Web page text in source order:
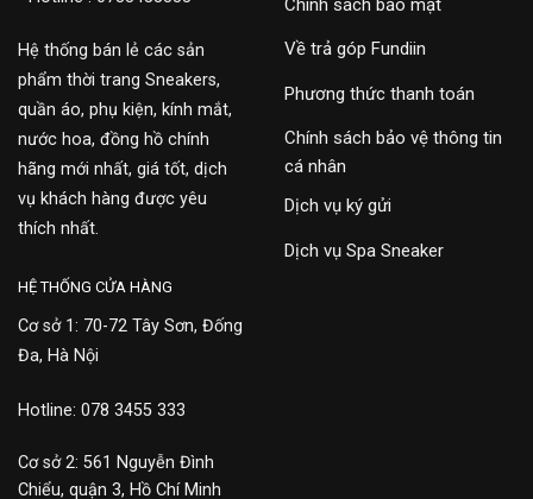
Hệ thống bán lẻ các sản
phẩm thời trang Sneakers,
quần áo, phụ kiện, kính mắt,
nước hoa, đồng hồ chính
hãng mới nhất, giá tốt, dịch
vụ khách hàng được yêu
thích nhất.
Chính sách bảo mật
Về trả góp Fundiin
Phương thức thanh toán
Chính sách bảo vệ thông tin
cá nhân
Dịch vụ ký gửi
Dịch vụ Spa Sneaker
HỆ THỐNG CỬA HÀNG
Cơ sở 1: 70-72 Tây Sơn, Đống
Đa, Hà Nội
Hotline: 078 3455 333
Cơ sở 2: 561 Nguyễn Đình
Chiểu, quận 3, Hồ Chí Minh